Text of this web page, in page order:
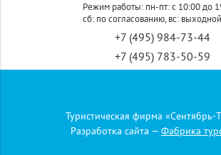
Режим работы: пн-пт: с 10:00 до
сб: по согласованию, вс: выходной
+7 (495) 984-73-44
+7 (495) 783-50-59
дружить
ЭКСКУРСИОННЫЕ ТУРЫ
Туристическая фирма «Сентябрь-
Разработка сайта — Фабрика